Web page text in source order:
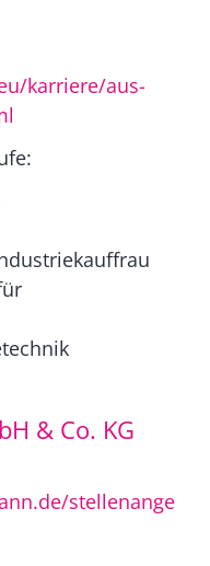
karriere/aus-
& Co. KG
stellenange